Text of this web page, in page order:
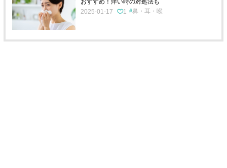
おすすめ！痒い時の対処法も
2025-01-17
1 鼻・耳・喉